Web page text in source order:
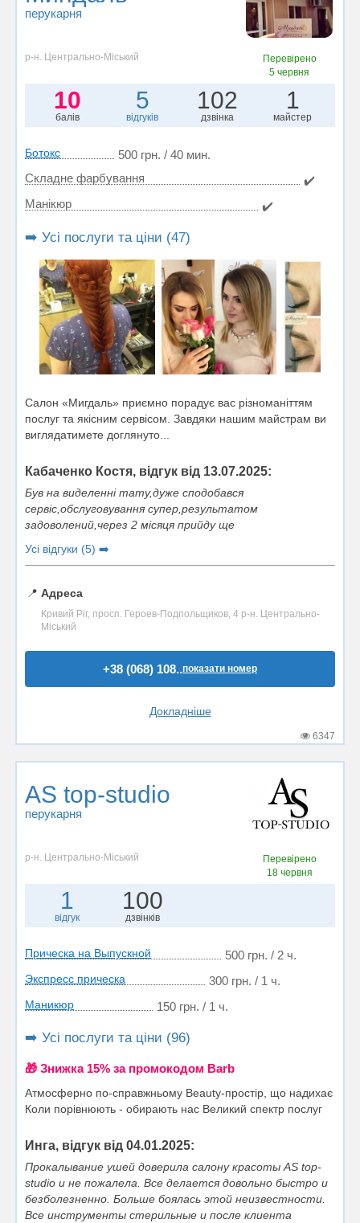
перукарня
р-н. Центрально-Міський
Перевірено
5 червня
10
балів
5
відгуків
102
дзвінка
1
майстер
Ботокс
500 грн. / 40 мин.
Складне фарбування
✔️
Манікюр
✔️
➡️ Усі послуги та ціни (47)
Салон «Мигдаль» приємно порадує вас різноманіттям
послуг та якісним сервісом. Завдяки нашим майстрам ви
виглядатимете доглянуто...
Кабаченко Костя, відгук від 13.07.2025:
Був на виделенні тату,дуже сподобався
сервіс,обслуговування супер,результатом
задоволений,через 2 місяця прийду ще
Усі відгуки (5) ➡️
📍 Адреса
Кривий Ріг, просп. Героев-Подпольщиков, 4 р-н. Центрально-
Міський
+38 (068) 108..показати номер
Докладніше
6347
AS top-studio
перукарня
р-н. Центрально-Міський
Перевірено
18 червня
1
відгук
100
дзвінків
Прическа на Выпускной 500 грн. / 2 ч.
Экспресс прическа 300 грн. / 1 ч.
Маникюр 150 грн. / 1 ч.
➡️ Усі послуги та ціни (96)
🎁 Знижка 15% за промокодом Barb
Атмосферно по-справжньому Beauty-простір, що надихає
Коли порівнюють - обирають нас Великий спектр послуг
Инга, відгук від 04.01.2025:
Прокалывание ушей доверила салону красоты AS top-
studio и не пожалела. Все делается довольно быстро и
безболезненно. Больше боялась этой неизвестности.
Все инструменты стерильные и после клиента